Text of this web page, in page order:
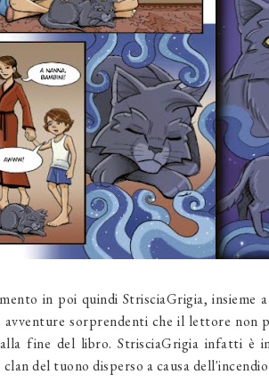
in poi quindi StrisciaGrigia, insieme
avventure sorprendenti che il lettore non
fine del libro. StrisciaGrigia infatti è
del tuono disperso a causa